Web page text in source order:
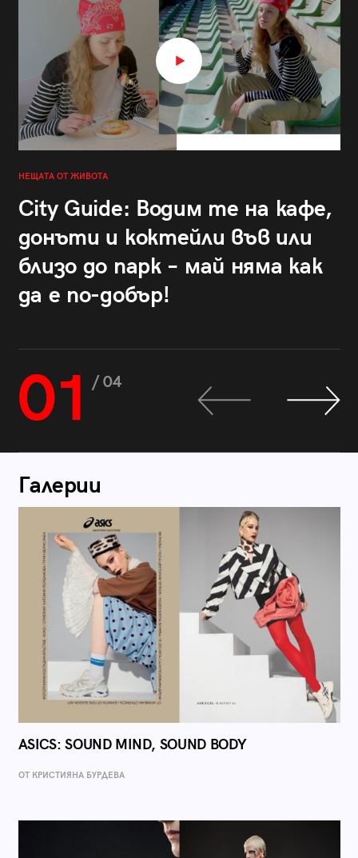
НЕЩАТА ОТ ЖИВОТА
City Guide: Водим те на кафе,
донъти и коктейли във или
близо до парк – май няма как
да е по-добър!
01 / 04
Галерии
ASICS: SOUND MIND, SOUND BODY
ОТ КРИСТИЯНА БУРДЕВА